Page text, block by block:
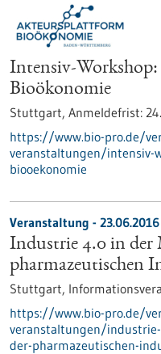
Intensiv-
Bioökonomie
Stuttgart, Anmeldefrist:
https://www.bio-pro.de/
veranstaltungen/intensiv-
biooekonomie
Veranstaltung - 23.06.2016
Industrie 4.0 in der
pharmazeutischen
Stuttgart,
https://www.bio-pro.de/
veranstaltungen/
der-pharmazeutischen-